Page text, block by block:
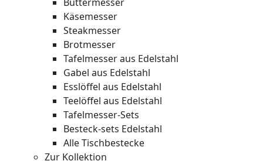
Käsemesser
Steakmesser
Brotmesser
Tafelmesser aus Edelstahl
Gabel aus Edelstahl
Esslöffel aus Edelstahl
Teelöffel aus Edelstahl
Tafelmesser-Sets
Besteck-sets Edelstahl
Alle Tischbestecke
Zur Kollektion